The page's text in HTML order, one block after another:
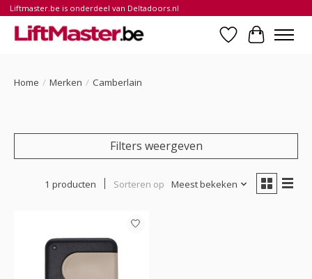
Liftmaster.be is onderdeel van Deltadoors.nl
Verlanglijst
Home / Merken / Camberlain
Filters weergeven
1 producten Sorteren op Meest bekeken